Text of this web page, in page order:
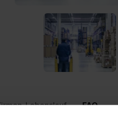
Lebenslauf FAQ